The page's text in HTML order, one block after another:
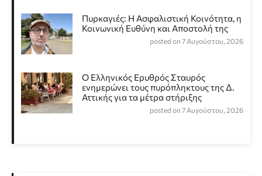
Πυρκαγιές: Η Ασφαλιστική Κοινότητα, η
Κοινωνική Ευθύνη και Αποστολή της
posted on 7 Αυγούστου, 2026
Ο Ελληνικός Ερυθρός Σταυρός
ενημερώνει τους πυρόπληκτους της Δ.
Αττικής για τα μέτρα στήριξης
posted on 7 Αυγούστου, 2026